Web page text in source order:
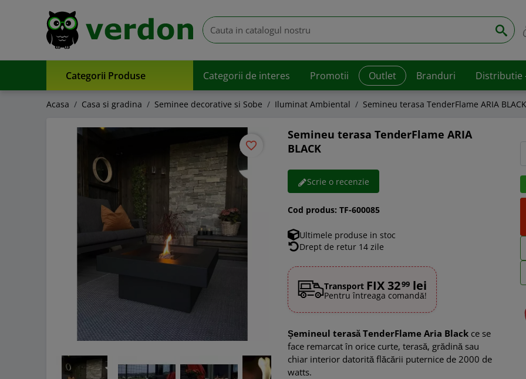
Categorii Produse Categorii de interes Promotii Outlet Branduri Distributie
Acasa Casa si gradina Seminee decorative si Sobe Iluminat Ambiental Semineu terasa TenderFlame ARIA BLACK
favorite_border
Semineu terasa TenderFlame ARIA
BLACK
Scrie o recenzie
Cod produs: TF-600085
Ultimele produse in stoc
Drept de retur 14 zile
Transport FIX 3299lei
Pentru întreaga comandă!
Șemineul terasă TenderFlame Aria Black ce se
face remarcat în orice curte, terasă, grădină sau
chiar interior datorită flăcării puternice de 2000 de
watts.